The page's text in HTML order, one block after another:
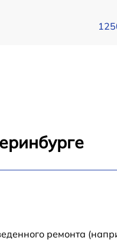
ремонта